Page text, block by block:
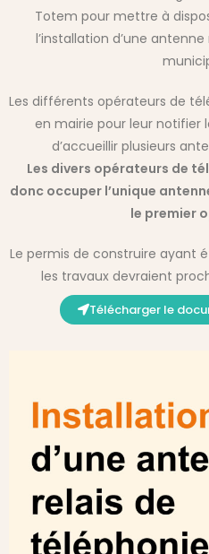
Totem pour mettre à
l’installation d’une
Les différents opérateurs de
en mairie pour leur notifier
d’accueillir plusieurs
Les divers opérateurs de
donc occuper l’unique
le premier
Le permis de construire ayant
les travaux devraient
Télécharger le